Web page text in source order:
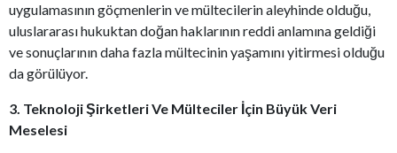
uygulamasının göçmenlerin ve mültecilerin aleyhinde olduğu,
uluslararası hukuktan doğan haklarının reddi anlamına geldiği
ve sonuçlarının daha fazla mültecinin yaşamını yitirmesi olduğu
da görülüyor.
3. Teknoloji Şirketleri Ve Mülteciler İçin Büyük Veri
Meselesi